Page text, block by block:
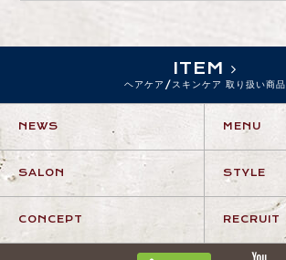
ITEM
ヘアケア/スキンケア 取り扱い商品
NEWS MENU
SALON STYLE
CONCEPT RECRUIT